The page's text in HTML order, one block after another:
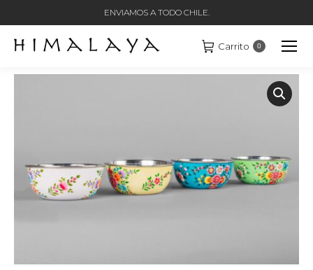
ENVIAMOS A TODO CHILE.
Carrito 0